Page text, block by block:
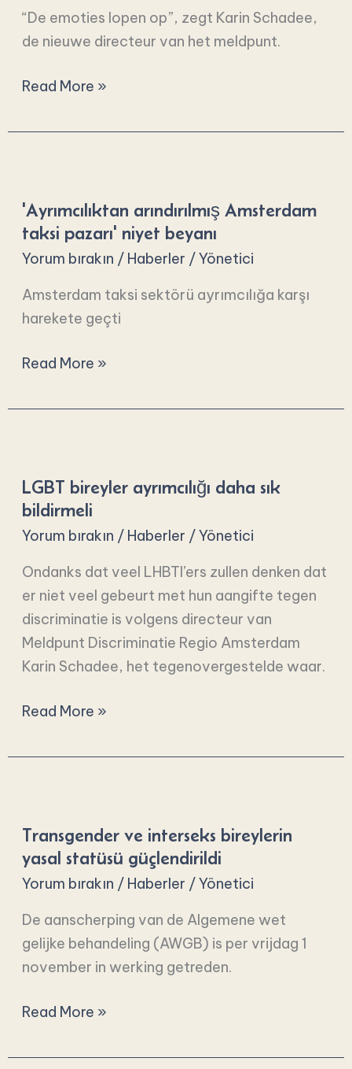
“De emoties lopen op”, zegt Karin Schadee,
de nieuwe directeur van het meldpunt.
Read More »
'Ayrımcılıktan arındırılmış Amsterdam
taksi pazarı' niyet beyanı
Yorum bırakın / Haberler /Yönetici
Amsterdam taksi sektörü ayrımcılığa karşı
harekete geçti
Amsterdam
taksi
pazarı'
Read More »
LGBT bireyler ayrımcılığı daha sık
bildirmeli
Yorum bırakın / Haberler /Yönetici
Ondanks dat veel LHBTI’ers zullen denken dat
er niet veel gebeurt met hun aangifte tegen
discriminatie is volgens directeur van
Meldpunt Discriminatie Regio Amsterdam
Karin Schadee, het tegenovergestelde waar.
ayrımcılığı
daha
sık
Read More »
Transgender ve interseks bireylerin
yasal statüsü güçlendirildi
Yorum bırakın / Haberler /Yönetici
De aanscherping van de Algemene wet
gelijke behandeling (AWGB) is per vrijdag 1
november in werking getreden.
interseks
bireylerin
yasal
Read More »